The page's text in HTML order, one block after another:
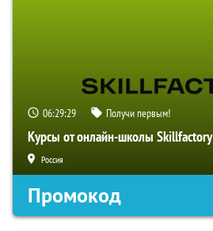
06:29:28 Получи первым!
Курсы от онлайн-школы Skillfactory
Россия
Промокод